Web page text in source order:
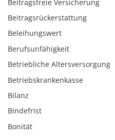
Beitragsfreie Versicherung
Beitragsrückerstattung
Beleihungswert
Berufsunfähigkeit
Betriebliche Altersversorgung
Betriebskrankenkasse
Bilanz
Bindefrist
Bonität